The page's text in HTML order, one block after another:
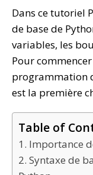
Dans ce tutoriel
de base de
variables, les
Pour
programmation
est la première
Table of
1. Importance
2. Syntaxe de